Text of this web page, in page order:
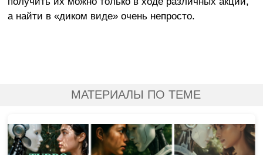
а найти в «диком виде» очень непросто.
МАТЕРИАЛЫ ПО ТЕМЕ